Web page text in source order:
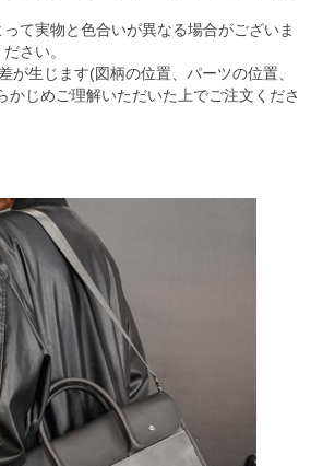
て実物と色合いが異なる場合がございま
さい。
が生じます(図柄の位置、パーツの位置、
かじめご理解いただいた上でご注文くださ